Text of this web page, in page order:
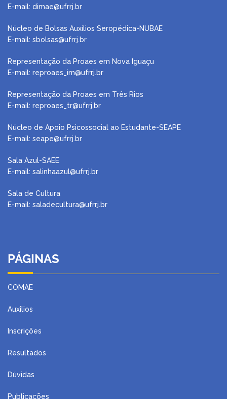
E-mail: dimae@ufrrj.br
Núcleo de Bolsas Auxílios Seropédica-NUBAE
E-mail: sbolsas@ufrrj.br
Representação da Proaes em Nova Iguaçu
E-mail: reproaes_im@ufrrj.br
Representação da Proaes em Três Rios
E-mail: reproaes_tr@ufrrj.br
Núcleo de Apoio Psicossocial ao Estudante-SEAPE
E-mail: seape@ufrrj.br
Sala Azul-SAEE
E-mail: salinhaazul@ufrrj.br
Sala de Cultura
E-mail: saladecultura@ufrrj.br
PÁGINAS
COMAE
Auxilios
Inscrições
Resultados
Dúvidas
Publicações